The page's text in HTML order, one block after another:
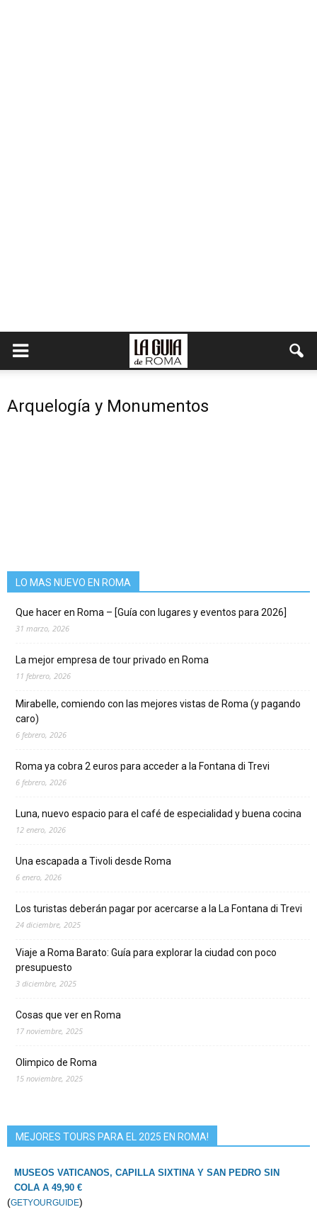
Arquelogía y Monumentos
LO MAS NUEVO EN ROMA
Que hacer en Roma – [Guía con lugares y eventos para 2026]
31 marzo, 2026
La mejor empresa de tour privado en Roma
11 febrero, 2026
Mirabelle, comiendo con las mejores vistas de Roma (y pagando
caro)
6 febrero, 2026
Roma ya cobra 2 euros para acceder a la Fontana di Trevi
6 febrero, 2026
Luna, nuevo espacio para el café de especialidad y buena cocina
12 enero, 2026
Una escapada a Tivoli desde Roma
6 enero, 2026
Los turistas deberán pagar por acercarse a la La Fontana di Trevi
24 diciembre, 2025
Viaje a Roma Barato: Guía para explorar la ciudad con poco
presupuesto
3 diciembre, 2025
Cosas que ver en Roma
17 noviembre, 2025
Olimpico de Roma
15 noviembre, 2025
MEJORES TOURS PARA EL 2025 EN ROMA!
MUSEOS VATICANOS, CAPILLA SIXTINA Y SAN PEDRO SIN
COLA A 49,90 €
(GETYOURGUIDE)